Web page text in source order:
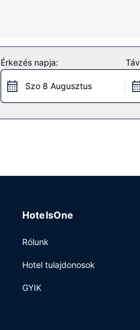
és létesítményeket, mint
és rendezvényterem.
lévő 2 étterem egyikébe.
7:00 és 10:30 között, ill.
Érkezés napja:
Szo 8 Augusztus
HotelsOne
Rólunk
Hotel tulajdonosok
GYIK